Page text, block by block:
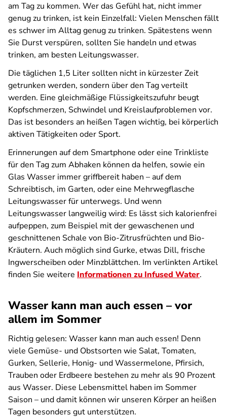
am Tag zu kommen. Wer das Gefühl hat, nicht immer
genug zu trinken, ist kein Einzelfall: Vielen Menschen fällt
es schwer im Alltag genug zu trinken. Spätestens wenn
Sie Durst verspüren, sollten Sie handeln und etwas
trinken, am besten Leitungswasser.
Die täglichen 1,5 Liter sollten nicht in kürzester Zeit
getrunken werden, sondern über den Tag verteilt
werden. Eine gleichmäßige Flüssigkeitszufuhr beugt
Kopfschmerzen, Schwindel und Kreislaufproblemen vor.
Das ist besonders an heißen Tagen wichtig, bei körperlich
aktiven Tätigkeiten oder Sport.
Erinnerungen auf dem Smartphone oder eine Trinkliste
für den Tag zum Abhaken können da helfen, sowie ein
Glas Wasser immer griffbereit haben – auf dem
Schreibtisch, im Garten, oder eine Mehrwegflasche
Leitungswasser für unterwegs. Und wenn
Leitungswasser langweilig wird: Es lässt sich kalorienfrei
aufpeppen, zum Beispiel mit der gewaschenen und
geschnittenen Schale von Bio-Zitrusfrüchten und Bio-
Kräutern. Auch möglich sind Gurke, etwas Dill, frische
Ingwerscheiben oder Minzblättchen. Im verlinkten Artikel
finden Sie weitere Informationen zu Infused Water.
Wasser kann man auch essen – vor
allem im Sommer
Richtig gelesen: Wasser kann man auch essen! Denn
viele Gemüse- und Obstsorten wie Salat, Tomaten,
Gurken, Sellerie, Honig- und Wassermelone, Pfirsich,
Trauben oder Erdbeere bestehen zu mehr als 90 Prozent
aus Wasser. Diese Lebensmittel haben im Sommer
Saison – und damit können wir unseren Körper an heißen
Tagen besonders gut unterstützen.